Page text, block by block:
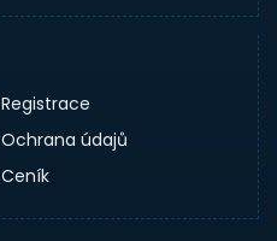
Registrace
Ochrana údajů
Ceník